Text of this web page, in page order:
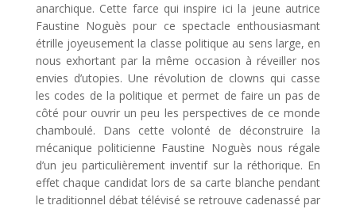
anarchique. Cette farce qui inspire ici la jeune autrice
Faustine Noguès pour ce spectacle enthousiasmant
étrille joyeusement la classe politique au sens large, en
nous exhortant par la même occasion à réveiller nos
envies d’utopies. Une révolution de clowns qui casse
les codes de la politique et permet de faire un pas de
côté pour ouvrir un peu les perspectives de ce monde
chamboulé. Dans cette volonté de déconstruire la
mécanique politicienne Faustine Noguès nous régale
d’un jeu particulièrement inventif sur la réthorique. En
effet chaque candidat lors de sa carte blanche pendant
le traditionnel débat télévisé se retrouve cadenassé par